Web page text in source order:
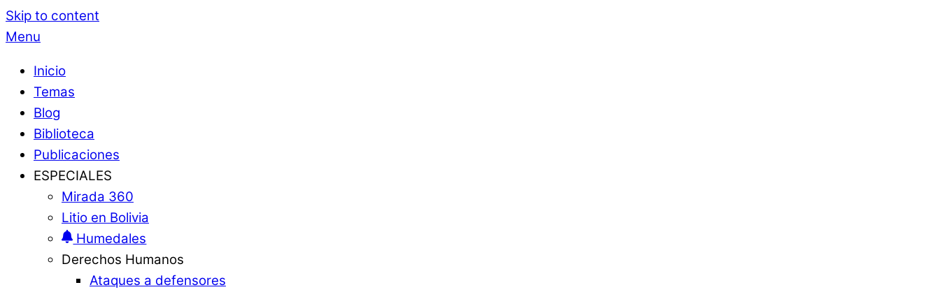
Skip to content
Menu
Inicio
Temas
Blog
Biblioteca
Publicaciones
ESPECIALES
Mirada 360
Litio en Bolivia
Humedales
Derechos Humanos
Ataques a defensores